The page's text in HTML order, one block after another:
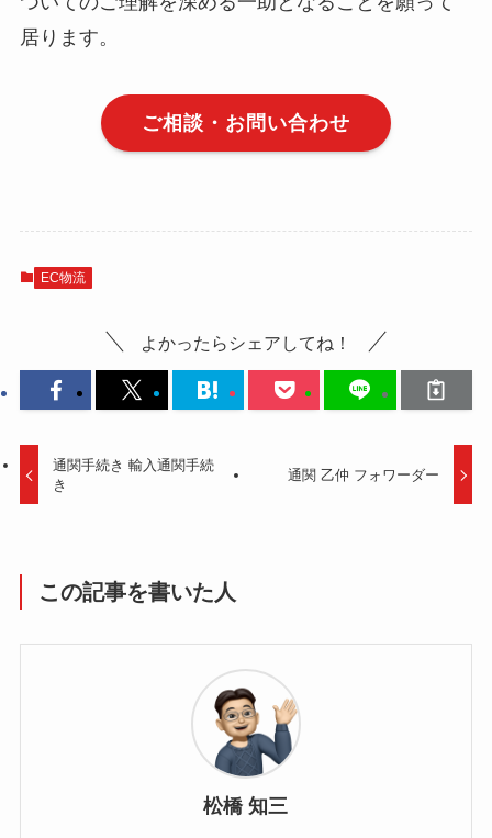
居ります。
ご相談・お問い合わせ
EC物流
よかったらシェアしてね！
通関手続き 輸入通関手続
き
通関 乙仲 フォワーダー
この記事を書いた人
松橋 知三